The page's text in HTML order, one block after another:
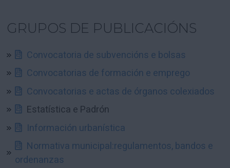
GRUPOS DE PUBLICACIÓNS
Convocatoria de subvencións e bolsas
Convocatorias de formación e emprego
Convocatorias e actas de órganos colexiados
Estatística e Padrón
Información urbanística
Normativa municipal:regulamentos, bandos e
ordenanzas